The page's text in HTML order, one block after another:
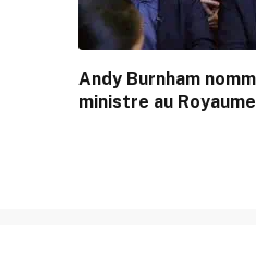
Andy Burnham
ministre au